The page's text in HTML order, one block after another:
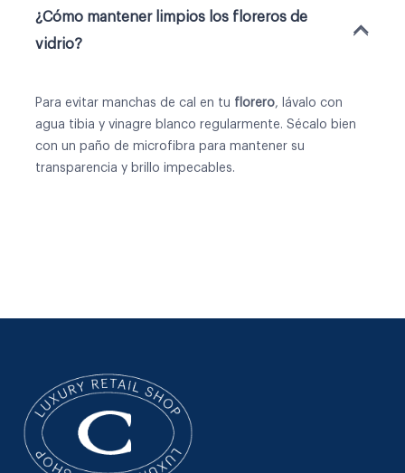
¿Cómo mantener limpios los floreros de
vidrio?
Para evitar manchas de cal en tu florero, lávalo con
agua tibia y vinagre blanco regularmente. Sécalo bien
con un paño de microfibra para mantener su
transparencia y brillo impecables.